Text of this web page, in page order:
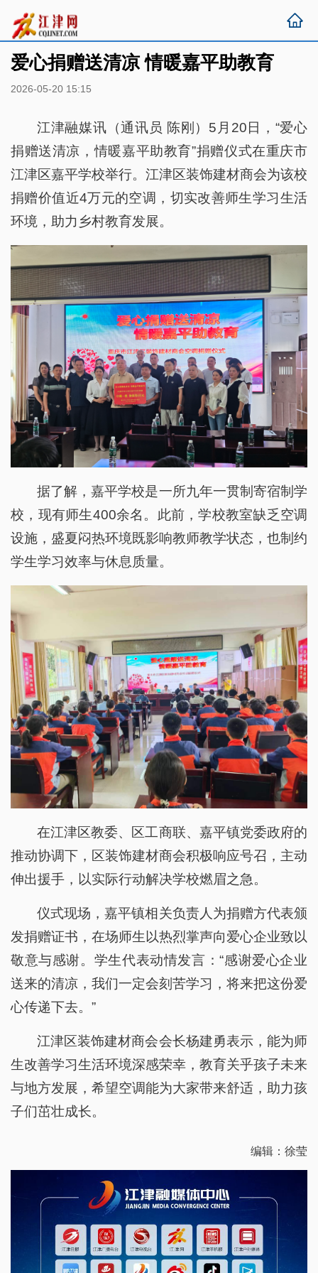
爱心捐赠送清凉 情暖嘉平助教育
2026-05-20 15:15
江津融媒讯（通讯员 陈刚）5月20日，“爱心
捐赠送清凉，情暖嘉平助教育”捐赠仪式在重庆市
江津区嘉平学校举行。江津区装饰建材商会为该校
捐赠价值近4万元的空调，切实改善师生学习生活
环境，助力乡村教育发展。
据了解，嘉平学校是一所九年一贯制寄宿制学
校，现有师生400余名。此前，学校教室缺乏空调
设施，盛夏闷热环境既影响教师教学状态，也制约
学生学习效率与休息质量。
在江津区教委、区工商联、嘉平镇党委政府的
推动协调下，区装饰建材商会积极响应号召，主动
伸出援手，以实际行动解决学校燃眉之急。
仪式现场，嘉平镇相关负责人为捐赠方代表颁
发捐赠证书，在场师生以热烈掌声向爱心企业致以
敬意与感谢。学生代表动情发言：“感谢爱心企业
送来的清凉，我们一定会刻苦学习，将来把这份爱
心传递下去。”
江津区装饰建材商会会长杨建勇表示，能为师
生改善学习生活环境深感荣幸，教育关乎孩子未来
与地方发展，希望空调能为大家带来舒适，助力孩
子们茁壮成长。
编辑：徐莹